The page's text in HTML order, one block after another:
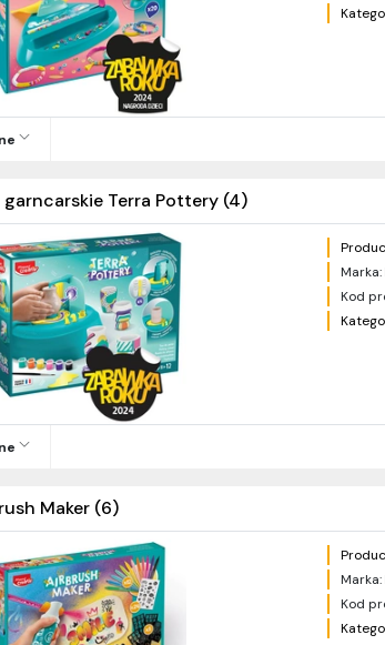
garncarskie Terra Pottery (4)
Marka:
Kod
Maker (6)
Marka:
Kod